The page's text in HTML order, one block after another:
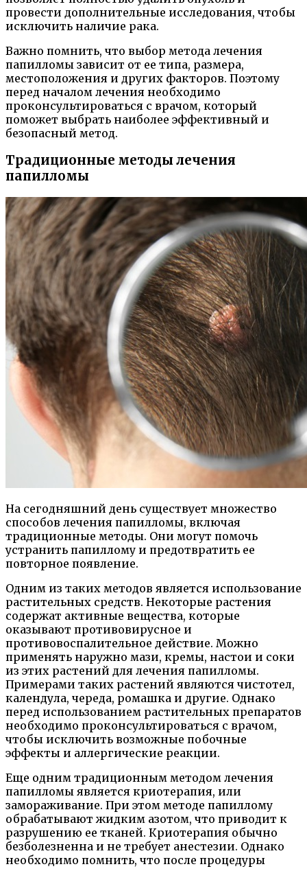
провести дополнительные исследования, чтобы
исключить наличие рака.
Важно помнить, что выбор метода лечения
папилломы зависит от ее типа, размера,
местоположения и других факторов. Поэтому
перед началом лечения необходимо
проконсультироваться с врачом, который
поможет выбрать наиболее эффективный и
безопасный метод.
Традиционные методы лечения
папилломы
На сегодняшний день существует множество
способов лечения папилломы, включая
традиционные методы. Они могут помочь
устранить папиллому и предотвратить ее
повторное появление.
Одним из таких методов является использование
растительных средств. Некоторые растения
содержат активные вещества, которые
оказывают противовирусное и
противовоспалительное действие. Можно
применять наружно мази, кремы, настои и соки
из этих растений для лечения папилломы.
Примерами таких растений являются чистотел,
календула, череда, ромашка и другие. Однако
перед использованием растительных препаратов
необходимо проконсультироваться с врачом,
чтобы исключить возможные побочные
эффекты и аллергические реакции.
Еще одним традиционным методом лечения
папилломы является криотерапия, или
замораживание. При этом методе папиллому
обрабатывают жидким азотом, что приводит к
разрушению ее тканей. Криотерапия обычно
безболезненна и не требует анестезии. Однако
необходимо помнить, что после процедуры